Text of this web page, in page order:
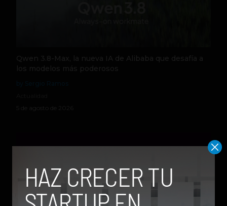
Qwen 3.8-Max, la nueva IA de Alibaba que desafía a
los modelos más poderosos
5 de agosto de 2026